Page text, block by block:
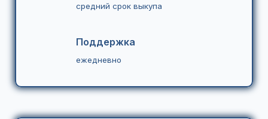
средний срок выкупа
Поддержка
ежедневно